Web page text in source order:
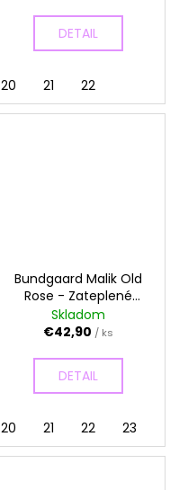
DETAIL
20 21 22
Bundgaard Malik Old
Rose - Zateplené
gumáky
Skladom
€42,90 / ks
DETAIL
20 21 22 23